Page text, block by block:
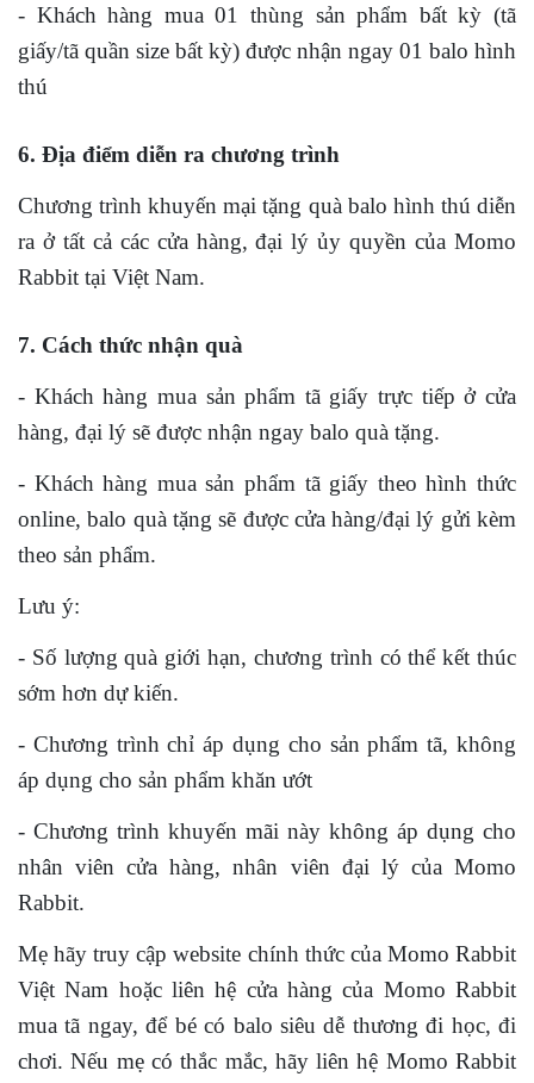
- Khách hàng mua 01 thùng sản phẩm bất kỳ (tã
giấy/tã quần size bất kỳ) được nhận ngay 01 balo hình
thú
6. Địa điểm diễn ra chương trình
Chương trình khuyến mại tặng quà balo hình thú diễn
ra ở tất cả các cửa hàng, đại lý ủy quyền của Momo
Rabbit tại Việt Nam.
7. Cách thức nhận quà
- Khách hàng mua sản phẩm tã giấy trực tiếp ở cửa
hàng, đại lý sẽ được nhận ngay balo quà tặng.
- Khách hàng mua sản phẩm tã giấy theo hình thức
online, balo quà tặng sẽ được cửa hàng/đại lý gửi kèm
theo sản phẩm.
Lưu ý:
- Số lượng quà giới hạn, chương trình có thể kết thúc
sớm hơn dự kiến.
- Chương trình chỉ áp dụng cho sản phẩm tã, không
áp dụng cho sản phẩm khăn ướt
- Chương trình khuyến mãi này không áp dụng cho
nhân viên cửa hàng, nhân viên đại lý của Momo
Rabbit.
Mẹ hãy truy cập website chính thức của Momo Rabbit
Việt Nam hoặc liên hệ cửa hàng của Momo Rabbit
mua tã ngay, để bé có balo siêu dễ thương đi học, đi
chơi. Nếu mẹ có thắc mắc, hãy liên hệ Momo Rabbit